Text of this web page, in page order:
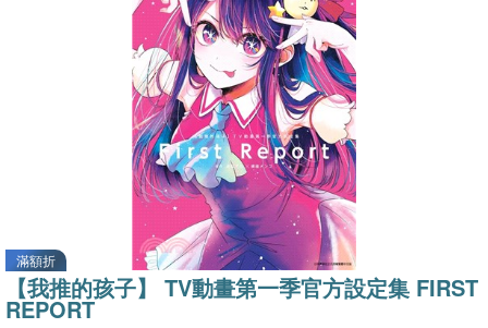
滿額折
【我推的孩子】 TV動畫第一季官方設定集 FIRST
REPORT